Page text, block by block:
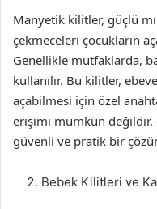
Manyetik kilitler, güçlü
çekmeceleri çocukların
Genellikle mutfaklarda,
kullanılır. Bu kilitler,
açabilmesi için özel
erişimi mümkün
güvenli ve pratik bir
Bebek Kilitleri ve